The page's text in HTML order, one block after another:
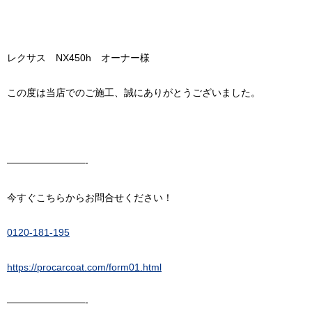
レクサス NX450h オーナー様
この度は当店でのご施工、誠にありがとうございました。
————————-
今すぐこちらからお問合せください！
0120-181-195
https://procarcoat.com/form01.html
————————-